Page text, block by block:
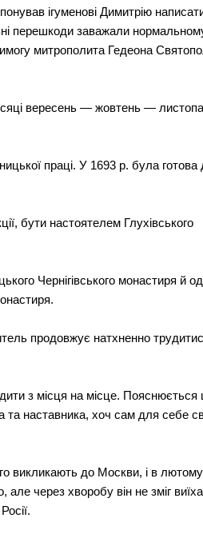
ігуменові Димитрію
перешкоди заважали
митрополита Гедеона
вересень — жовтень —
праці. У 1693 р. була готова
бути настоятелем Глухівського
Чернігівського монастиря й
продовжує натхненно
з місця на місце. Пояснюється
та наставника, хоч сам для себе
викликають до Москви, і в лютому
через хворобу він не зміг